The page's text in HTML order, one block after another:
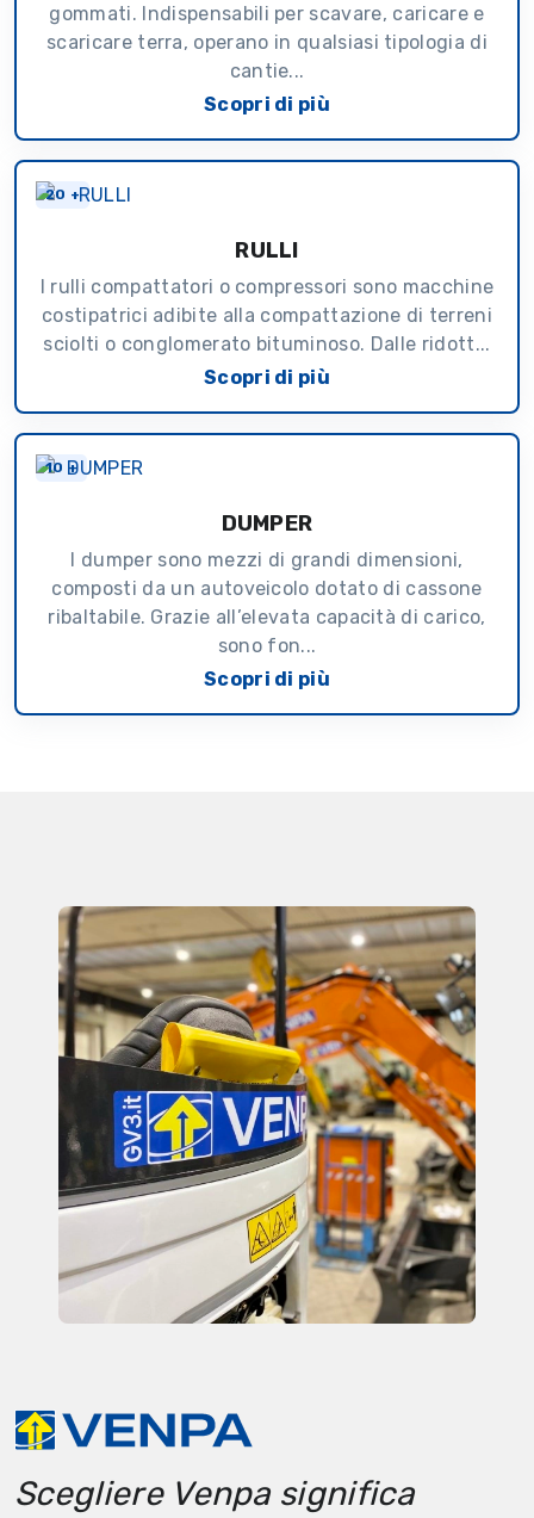
gommati. Indispensabili per scavare, caricare e
scaricare terra, operano in qualsiasi tipologia di
cantie...
Scopri di più
20 +
RULLI
I rulli compattatori o compressori sono macchine
costipatrici adibite alla compattazione di terreni
sciolti o conglomerato bituminoso. Dalle ridott...
Scopri di più
10 +
DUMPER
I dumper sono mezzi di grandi dimensioni,
composti da un autoveicolo dotato di cassone
ribaltabile. Grazie all’elevata capacità di carico,
sono fon...
Scopri di più
Scegliere Venpa significa